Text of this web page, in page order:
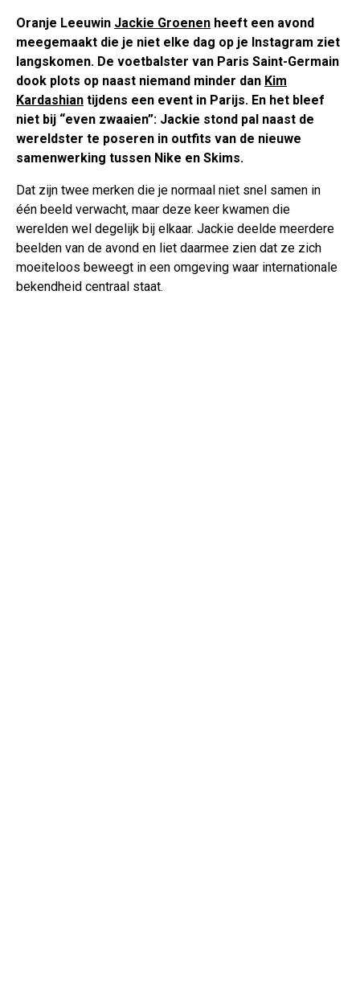
Oranje Leeuwin Jackie Groenen heeft een avond
meegemaakt die je niet elke dag op je Instagram ziet
langskomen. De voetbalster van Paris Saint-Germain
dook plots op naast niemand minder dan Kim
Kardashian tijdens een event in Parijs. En het bleef
niet bij “even zwaaien”: Jackie stond pal naast de
wereldster te poseren in outfits van de nieuwe
samenwerking tussen Nike en Skims.
Dat zijn twee merken die je normaal niet snel samen in
één beeld verwacht, maar deze keer kwamen die
werelden wel degelijk bij elkaar. Jackie deelde meerdere
beelden van de avond en liet daarmee zien dat ze zich
moeiteloos beweegt in een omgeving waar internationale
bekendheid centraal staat.